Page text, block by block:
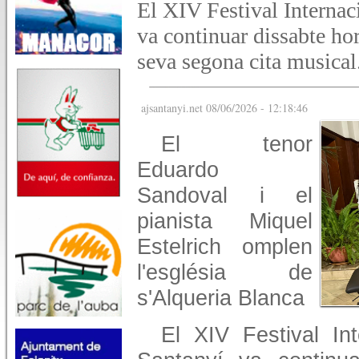
El XIV Festival
va continuar dissabte
seva segona cita
ajsantanyi.net 08/06/2026 - 12:18:46
El tenor
Eduardo
Sandoval i el
pianista Miquel
Estelrich omplen
l'església de
s'Alqueria Blanca
El XIV Festival